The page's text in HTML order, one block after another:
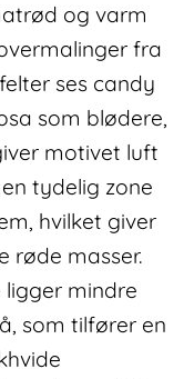
og varm
fra
ses candy
som blødere,
motivet luft
tydelig zone
hvilket giver
røde masser.
mindre
som tilfører en